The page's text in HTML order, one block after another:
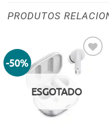
PRODUTOS
-50%
Adicionar
aos meus
ESGOTADO